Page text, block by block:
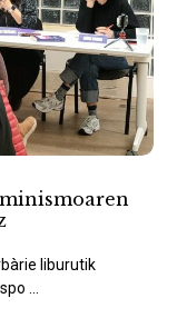
liburutik
...